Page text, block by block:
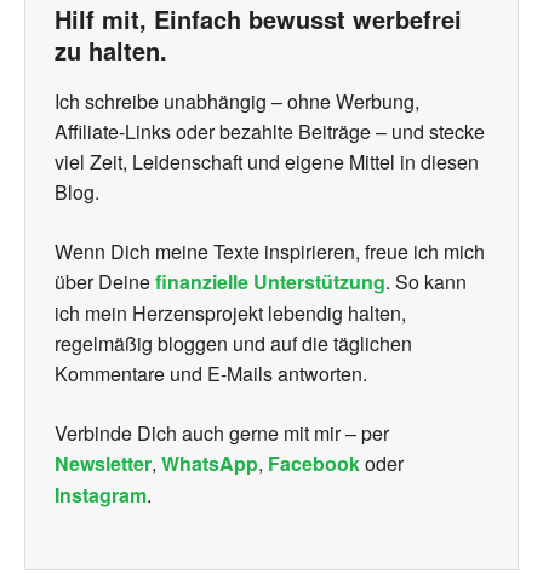
Hilf mit, Einfach bewusst werbefrei
zu halten.
Ich schreibe unabhängig – ohne Werbung,
Affiliate-Links oder bezahlte Beiträge – und stecke
viel Zeit, Leidenschaft und eigene Mittel in diesen
Blog.
Wenn Dich meine Texte inspirieren, freue ich mich
über Deinefinanzielle Unterstützung. So kann
ich mein Herzensprojekt lebendig halten,
regelmäßig bloggen und auf die täglichen
Kommentare und E-Mails antworten.
Verbinde Dich auch gerne mit mir – per
Newsletter, WhatsApp, Facebookoder
Instagram.